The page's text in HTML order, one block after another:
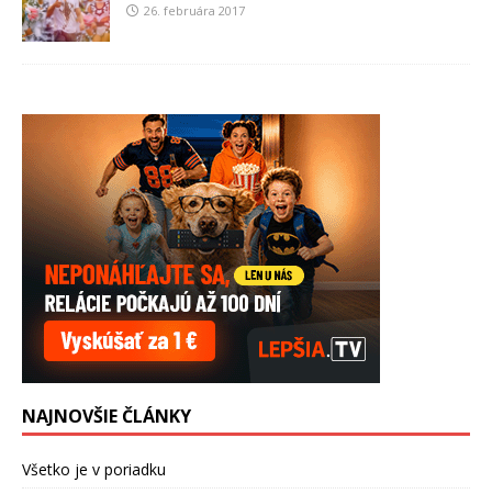
26. februára 2017
NAJNOVŠIE ČLÁNKY
Všetko je v poriadku